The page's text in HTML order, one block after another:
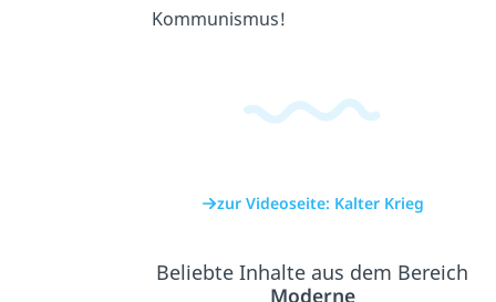
Kommunismus!
zur Videoseite: Kalter Krieg
Beliebte Inhalte aus dem Bereich
Moderne